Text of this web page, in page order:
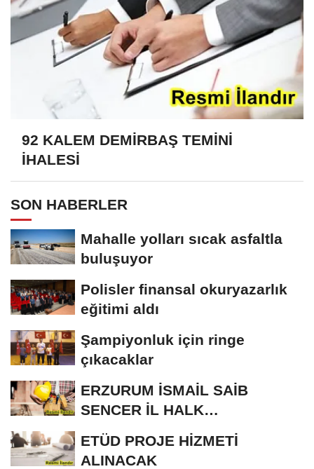
92 KALEM DEMİRBAŞ TEMİNİ
İHALESİ
SON HABERLER
Mahalle yolları sıcak asfaltla
buluşuyor
Polisler finansal okuryazarlık
eğitimi aldı
Şampiyonluk için ringe
çıkacaklar
ERZURUM İSMAİL SAİB
SENCER İL HALK
KÜTÜPHANESİ BAKIM VE
ONARIM...
ETÜD PROJE HİZMETİ
ALINACAK